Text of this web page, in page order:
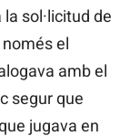
sol·licitud de
el
amb el
segur que
jugava en